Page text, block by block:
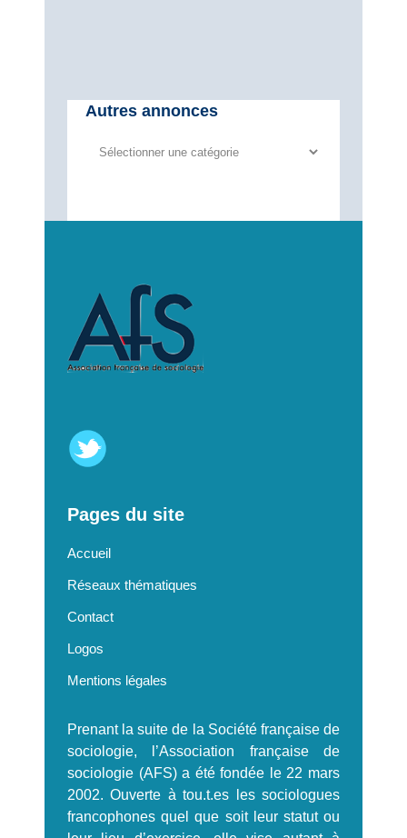
Autres annonces
Autres
Pages du site
Accueil
Réseaux thématiques
Contact
Logos
Mentions légales
Prenant la suite de la Société française de
sociologie, l’Association française de
sociologie (AFS) a été fondée le 22 mars
2002. Ouverte à tou.t.es les sociologues
francophones quel que soit leur statut ou